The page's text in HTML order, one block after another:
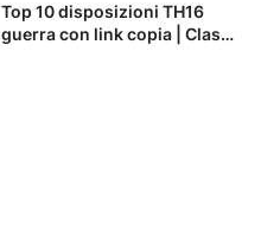
Top 10 disposizioni TH16
guerra con link copia | Clash